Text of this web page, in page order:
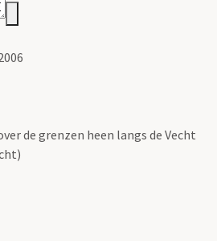
de grenzen heen langs de Vecht